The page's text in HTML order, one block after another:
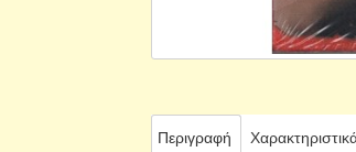
Περιγραφή